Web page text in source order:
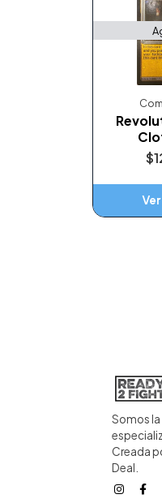
Somos
Creada
Deal.